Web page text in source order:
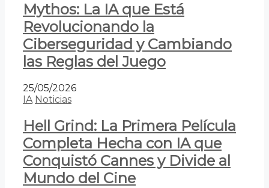
Mythos: La IA que Está
Revolucionando la
Ciberseguridad y Cambiando
las Reglas del Juego
25/05/2026
IA Noticias
Hell Grind: La Primera Película
Completa Hecha con IA que
Conquistó Cannes y Divide al
Mundo del Cine